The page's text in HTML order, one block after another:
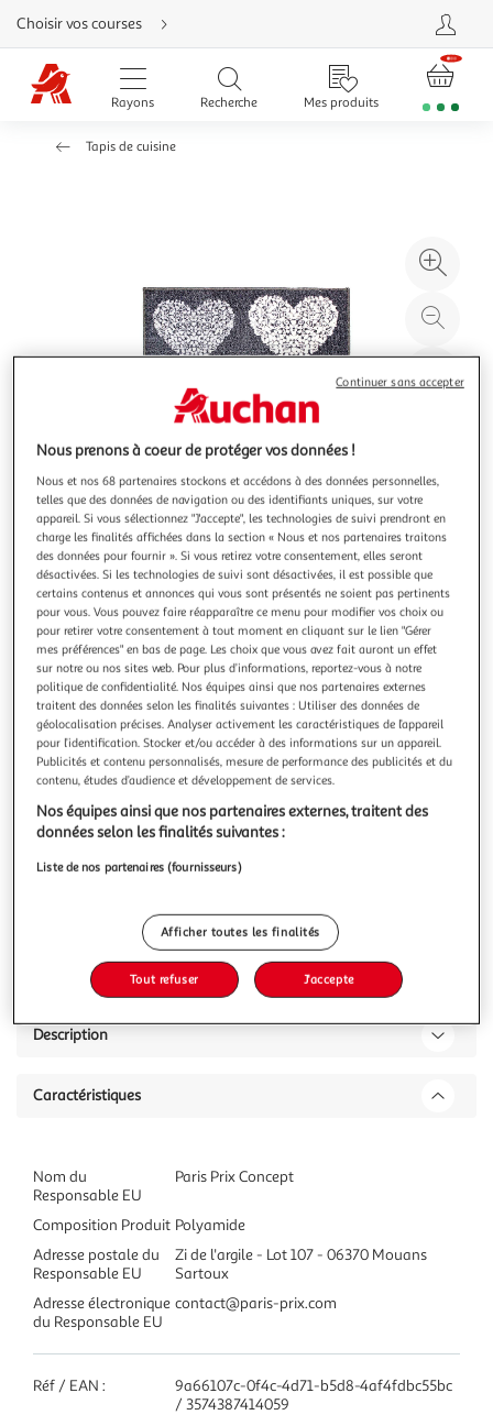
Aller
directement
au
contenu
Aller
directement
Aller
Choisir vos courses
Rayons Recherche Mes produits
Tapis de cuisine
à
100
le
Illustration
précédente
Illustration
suivante
DOUCEUR D'INTÉRIEUR
Tapis déco multi-usage mathilda 50x80cm gris
Informations Techniques : Dimensions : L. 80 x l. 50 cm
Matières : Dessus : 100% Polyamide Dessous : 100% Latex
Spécificités : Déco & Adhérent Tapis imprimé cœur
Antidérapant et anti-traces Inscription Home sweet home
Semelle latex Forme rectangulaire Entretien : Lavage à 30°
Pas de séchage en mac
En savoir +
Vendu parParis Prix
Livr. ou retrait dès 3/4 jours
A partir de 7,99€
Vendu parParis Prix
Description
Caractéristiques
Nom du
Responsable EU
Paris Prix Concept
Composition Produit Polyamide
Adresse postale du
Responsable EU
Zi de l'argile - Lot 107 - 06370 Mouans
Sartoux
Adresse électronique
du Responsable EU
contact@paris-prix.com
Réf / EAN :
9a66107c-0f4c-4d71-b5d8-4af4fdbc55bc
/ 3574387414059
Nous prenons à coeur de protéger vos données !
Nous et nos 68 partenaires stockons et accédons à des données personnelles,
telles que des données de navigation ou des identifiants uniques, sur votre
appareil. Si vous sélectionnez "J'accepte", les technologies de suivi prendront en
charge les finalités affichées dans la section « Nous et nos partenaires traitons
des données pour fournir ». Si vous retirez votre consentement, elles seront
désactivées. Si les technologies de suivi sont désactivées, il est possible que
certains contenus et annonces qui vous sont présentés ne soient pas pertinents
pour vous. Vous pouvez faire réapparaître ce menu pour modifier vos choix ou
pour retirer votre consentement à tout moment en cliquant sur le lien "Gérer
mes préférences" en bas de page. Les choix que vous avez fait auront un effet
sur notre ou nos sites web. Pour plus d’informations, reportez-vous à notre
politique de confidentialité. Nos équipes ainsi que nos partenaires externes
traitent des données selon les finalités suivantes : Utiliser des données de
géolocalisation précises. Analyser activement les caractéristiques de l’appareil
pour l’identification. Stocker et/ou accéder à des informations sur un appareil.
Publicités et contenu personnalisés, mesure de performance des publicités et du
contenu, études d’audience et développement de services.
Nos équipes ainsi que nos partenaires externes, traitent des
données selon les finalités suivantes :
Liste de nos partenaires (fournisseurs)
Afficher toutes les finalités
Tout refuser J'accepte
Continuer sans accepter